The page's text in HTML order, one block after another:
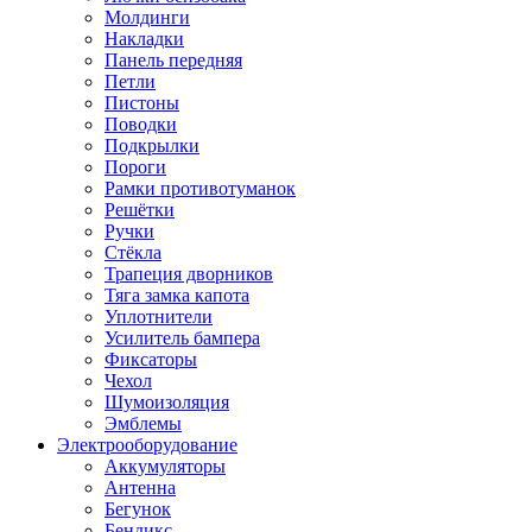
Молдинги
Накладки
Панель передняя
Петли
Пистоны
Поводки
Подкрылки
Пороги
Рамки противотуманок
Решётки
Ручки
Стёкла
Трапеция дворников
Тяга замка капота
Уплотнители
Усилитель бампера
Фиксаторы
Чехол
Шумоизоляция
Эмблемы
Электрооборудование
Аккумуляторы
Антенна
Бегунок